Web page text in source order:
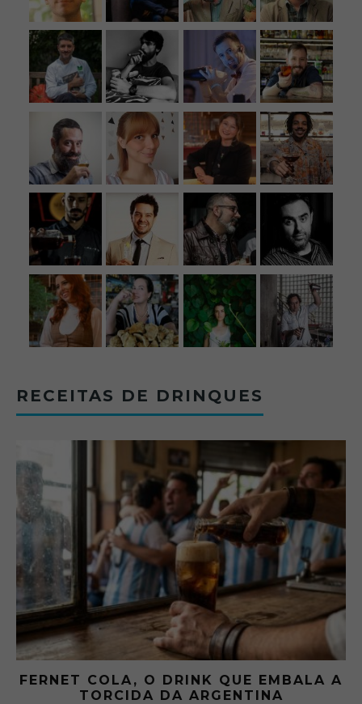
RECEITAS DE DRINQUES
FERNET COLA, O DRINK QUE EMBALA A
TORCIDA DA ARGENTINA